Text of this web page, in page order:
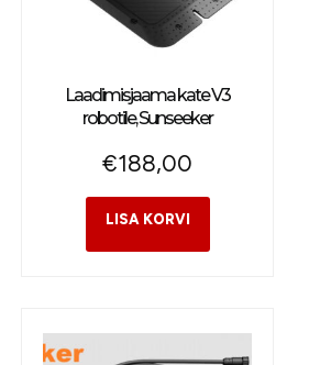
Laadimisjaama kate V3
robotile, Sunseeker
€188,00